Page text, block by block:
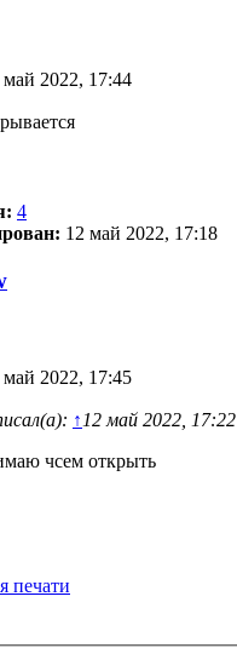
май 2022, 17:44
4
12 май 2022, 17:18
май 2022, 17:45
↑ 12 май 2022, 17:22
чсем открыть
печати